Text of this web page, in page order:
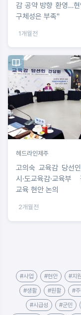
감 공약 방향 환영…현
구체성은 부족"
1개월전
헤드라인제주
고의숙 교육감 당선
시·도교육감·교육부
교육 현안 논의
2개월전
#사업 #현안 #지원
#생활 #원활 #주
#시급성 #군민